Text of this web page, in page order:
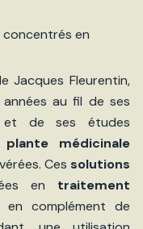
en
Jacques Fleurentin,
au fil de ses
de ses études
plante médicinale
Ces solutions
en traitement
complément de